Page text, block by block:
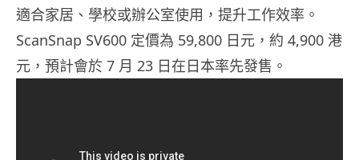
適合家居、學校或辦公室使用，提升工作效率。
ScanSnap SV600 定價為 59,800 日元，約 4,900 港
元，預計會於 7 月 23 日在日本率先發售。